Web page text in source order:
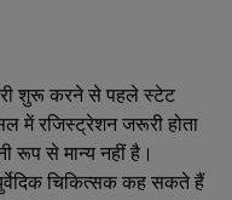
शुरू करने से पहले स्टेट
में रजिस्ट्रेशन जरूरी होता
रूप से मान्य नहीं है।
चिकित्सक कह सकते हैं